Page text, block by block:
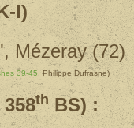
I)
Mézeray (72)
39-45 , Philippe Dufrasne)
thBS) :